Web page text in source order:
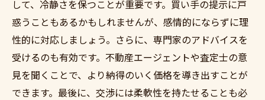
して、冷静さを保つことが重要です。買い手の提示に戸
惑うこともあるかもしれませんが、感情的にならずに理
性的に対応しましょう。さらに、専門家のアドバイスを
受けるのも有効です。不動産エージェントや査定士の意
見を聞くことで、より納得のいく価格を導き出すことが
できます。最後に、交渉には柔軟性を持たせることも必